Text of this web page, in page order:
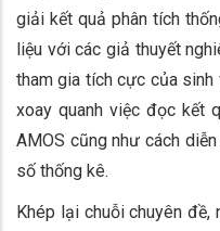
giải kết quả phân tích
liệu với các giả thuyết
tham gia tích cực của sinh
xoay quanh việc đọc kết
AMOS cũng như cách
số thống kê.
Khép lại chuỗi chuyên đề,